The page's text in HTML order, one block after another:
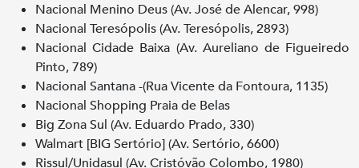
Nacional Menino Deus (Av. José de Alencar, 998)
Nacional Teresópolis (Av. Teresópolis, 2893)
Nacional Cidade Baixa (Av. Aureliano de Figueiredo
Pinto, 789)
Nacional Santana -(Rua Vicente da Fontoura, 1135)
Nacional Shopping Praia de Belas
Big Zona Sul (Av. Eduardo Prado, 330)
Walmart [BIG Sertório] (Av. Sertório, 6600)
Rissul/Unidasul (Av. Cristóvão Colombo, 1980)